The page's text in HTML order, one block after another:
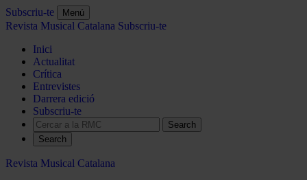
Subscriu-te Menú
Revista Musical Catalana Subscriu-te
Inici
Actualitat
Crítica
Entrevistes
Darrera edició
Subscriu-te
Search
Revista Musical Catalana